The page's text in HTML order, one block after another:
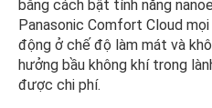
bằng cách bật tính năng
Panasonic Comfort Cloud
động ở chế độ làm mát và
hưởng bầu không khí trong
được chi phí.